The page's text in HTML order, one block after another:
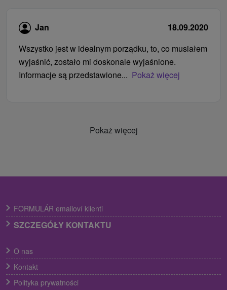
Jan
18.09.2020
Wszystko jest w idealnym porządku, to, co musiałem
wyjaśnić, zostało mi doskonale wyjaśnione.
Informacje są przedstawione... Pokaż więcej
Pokaż więcej
FORMULÁR emailoví klienti
SZCZEGÓŁY KONTAKTU
O nas
Kontakt
Polityka prywatności